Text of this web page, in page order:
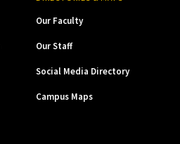
Our Faculty
Our Staff
Social Media Directory
Campus Maps